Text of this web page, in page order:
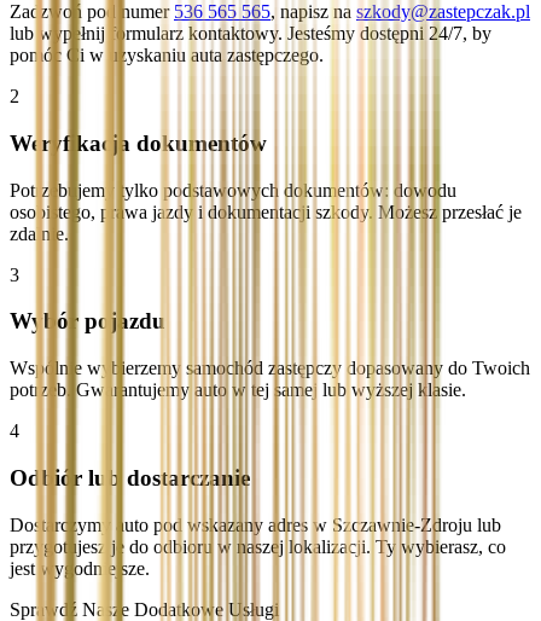
Zadzwoń pod numer 536 565 565, napisz na szkody@zastepczak.pl
lub wypełnij formularz kontaktowy. Jesteśmy dostępni 24/7, by
pomóc Ci w uzyskaniu auta zastępczego.
2
Weryfikacja dokumentów
Potrzebujemy tylko podstawowych dokumentów: dowodu
osobistego, prawa jazdy i dokumentacji szkody. Możesz przesłać je
zdalnie.
3
Wybór pojazdu
Wspólnie wybierzemy samochód zastępczy dopasowany do Twoich
potrzeb. Gwarantujemy auto w tej samej lub wyższej klasie.
4
Odbiór lub dostarczanie
Dostarczymy auto pod wskazany adres w Szczawnie-Zdroju lub
przygotujesz je do odbioru w naszej lokalizacji. Ty wybierasz, co
jest wygodniejsze.
Sprawdź Nasze Dodatkowe Usługi